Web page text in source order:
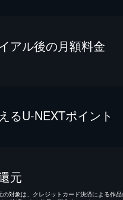
アル後の⽉額料金
るU-NEXTポイント
元
対象は、クレジットカード決済による作品